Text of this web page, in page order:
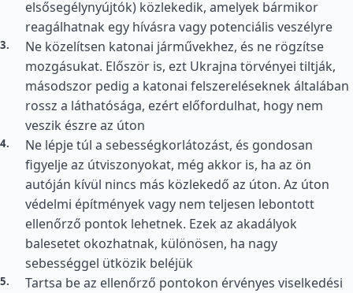
elsősegélynyújtók) közlekedik, amelyek bármikor
reagálhatnak egy hívásra vagy potenciális veszélyre
Ne közelítsen katonai járművekhez, és ne rögzítse
mozgásukat. Először is, ezt Ukrajna törvényei tiltják,
másodszor pedig a katonai felszereléseknek általában
rossz a láthatósága, ezért előfordulhat, hogy nem
veszik észre az úton
Ne lépje túl a sebességkorlátozást, és gondosan
figyelje az útviszonyokat, még akkor is, ha az ön
autóján kívül nincs más közlekedő az úton. Az úton
védelmi építmények vagy nem teljesen lebontott
ellenőrző pontok lehetnek. Ezek az akadályok
balesetet okozhatnak, különösen, ha nagy
sebességgel ütközik beléjük
Tartsa be az ellenőrző pontokon érvényes viselkedési